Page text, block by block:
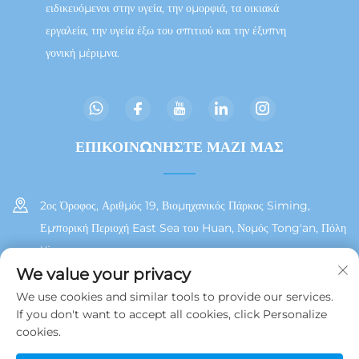
ειδικευόμενοι στην υγεία, την ομορφιά, τα οικιακά
εργαλεία, την υγεία έξω του σπιτιού και την έξυπνη
γονική μέριμνα.
ΕΠΙΚΟΙΝΩΝΗΣΤΕ ΜΑΖΙ ΜΑΣ
2ος Όροφος, Αριθμός 19, Βιομηχανικός Πάρκος Siming,
Εμπορική Περιοχή East Sea του Huan, Νομός Tong'an, Πόλη
Xiamen
+86 13215929911
[email protected]
We value your privacy
We use cookies and similar tools to provide our services.
If you don't want to accept all cookies, click Personalize
cookies.